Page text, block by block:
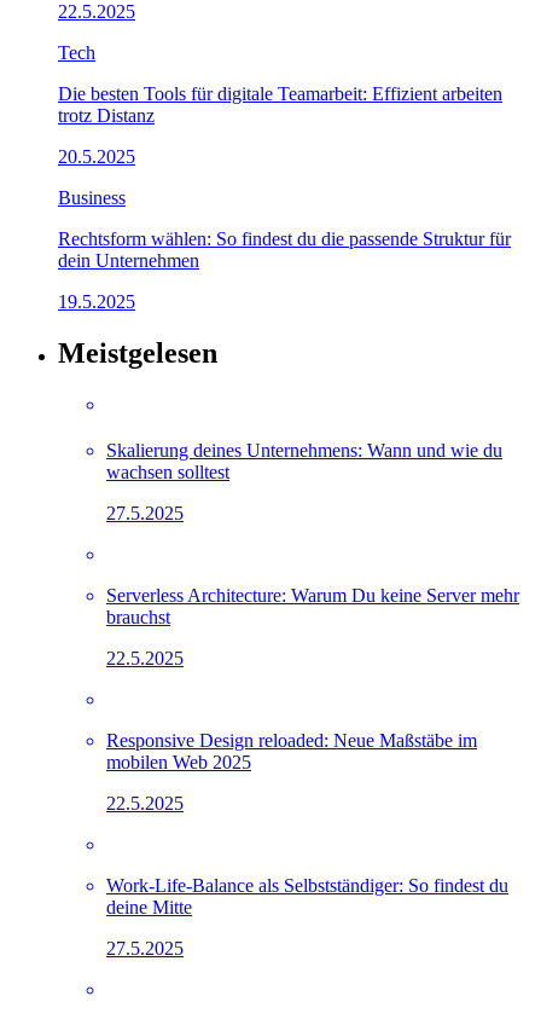
22.5.2025
Tech
Die besten Tools für digitale Teamarbeit: Effizient arbeiten
trotz Distanz
20.5.2025
Business
Rechtsform wählen: So findest du die passende Struktur für
dein Unternehmen
19.5.2025
Meistgelesen
Skalierung deines Unternehmens: Wann und wie du
wachsen solltest
27.5.2025
Serverless Architecture: Warum Du keine Server mehr
brauchst
22.5.2025
Responsive Design reloaded: Neue Maßstäbe im
mobilen Web 2025
22.5.2025
Work-Life-Balance als Selbstständiger: So findest du
deine Mitte
27.5.2025